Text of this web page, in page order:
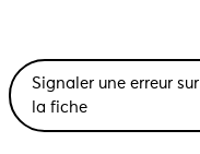
Signaler une erreur sur
la fiche